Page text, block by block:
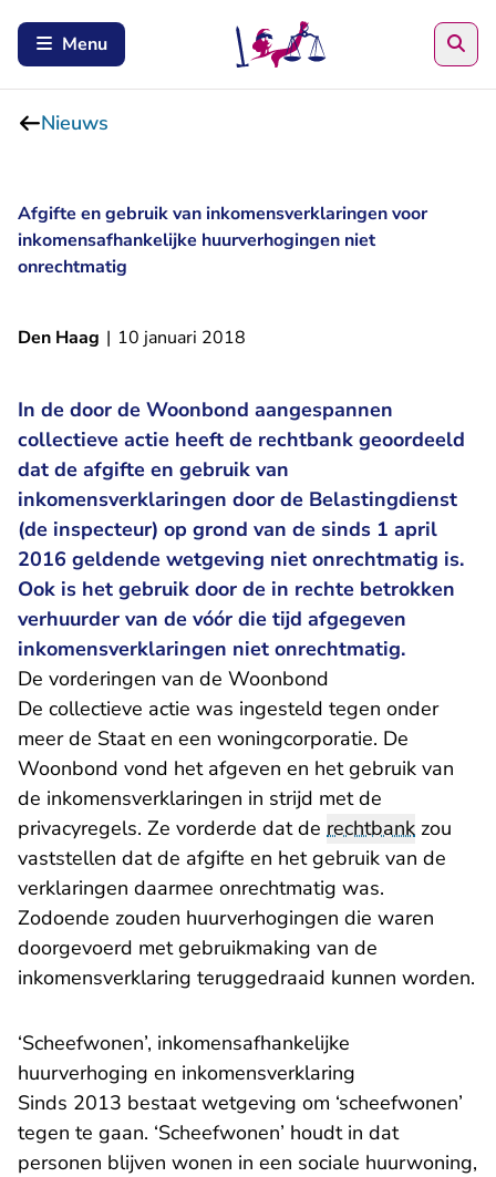
Menu
Nieuws
Afgifte en gebruik van inkomensverklaringen voor
inkomensafhankelijke huurverhogingen niet
onrechtmatig
Den Haag | 10 januari 2018
In de door de Woonbond aangespannen
collectieve actie heeft de rechtbank geoordeeld
dat de afgifte en gebruik van
inkomensverklaringen door de Belastingdienst
(de inspecteur) op grond van de sinds 1 april
2016 geldende wetgeving niet onrechtmatig is.
Ook is het gebruik door de in rechte betrokken
verhuurder van de vóór die tijd afgegeven
inkomensverklaringen niet onrechtmatig.
De vorderingen van de Woonbond
De collectieve actie was ingesteld tegen onder
meer de Staat en een woningcorporatie. De
Woonbond vond het afgeven en het gebruik van
de inkomensverklaringen in strijd met de
privacyregels. Ze vorderde dat de rechtbank zou
vaststellen dat de afgifte en het gebruik van de
verklaringen daarmee onrechtmatig was.
Zodoende zouden huurverhogingen die waren
doorgevoerd met gebruikmaking van de
inkomensverklaring teruggedraaid kunnen worden.
‘Scheefwonen’, inkomensafhankelijke
huurverhoging en inkomensverklaring
Sinds 2013 bestaat wetgeving om ‘scheefwonen’
tegen te gaan. ‘Scheefwonen’ houdt in dat
personen blijven wonen in een sociale huurwoning,